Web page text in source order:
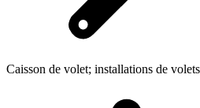
Caisson de volet; installations de